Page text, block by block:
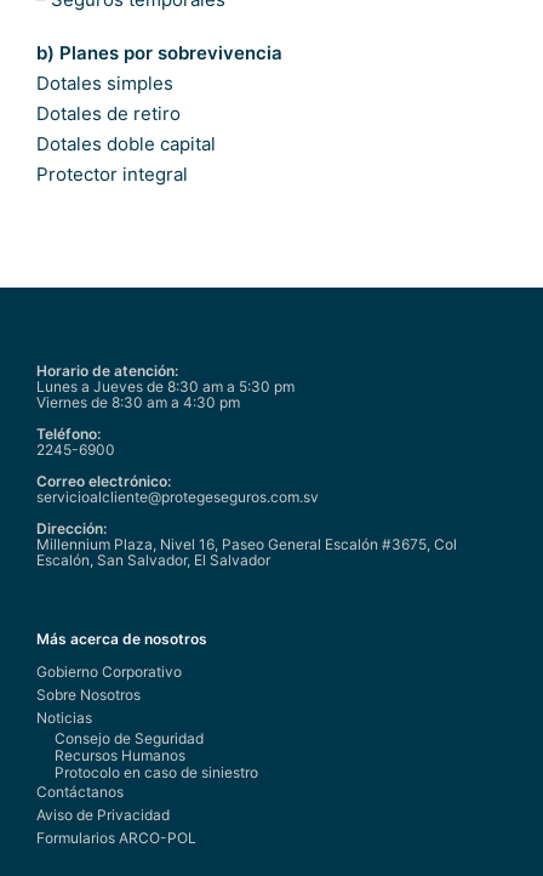
b) Planes por sobrevivencia
Dotales simples
Dotales de retiro
Dotales doble capital
Protector integral
Horario de atención:
Lunes a Jueves de 8:30 am a 5:30 pm
Viernes de 8:30 am a 4:30 pm
Teléfono:
2245-6900
Correo electrónico:
servicioalcliente@protegeseguros.com.sv
Dirección:
Millennium Plaza, Nivel 16, Paseo General Escalón #3675, Col
Escalón, San Salvador, El Salvador
Más acerca de nosotros
Gobierno Corporativo
Sobre Nosotros
Noticias
Consejo de Seguridad
Recursos Humanos
Protocolo en caso de siniestro
Contáctanos
Aviso de Privacidad
Formularios ARCO-POL